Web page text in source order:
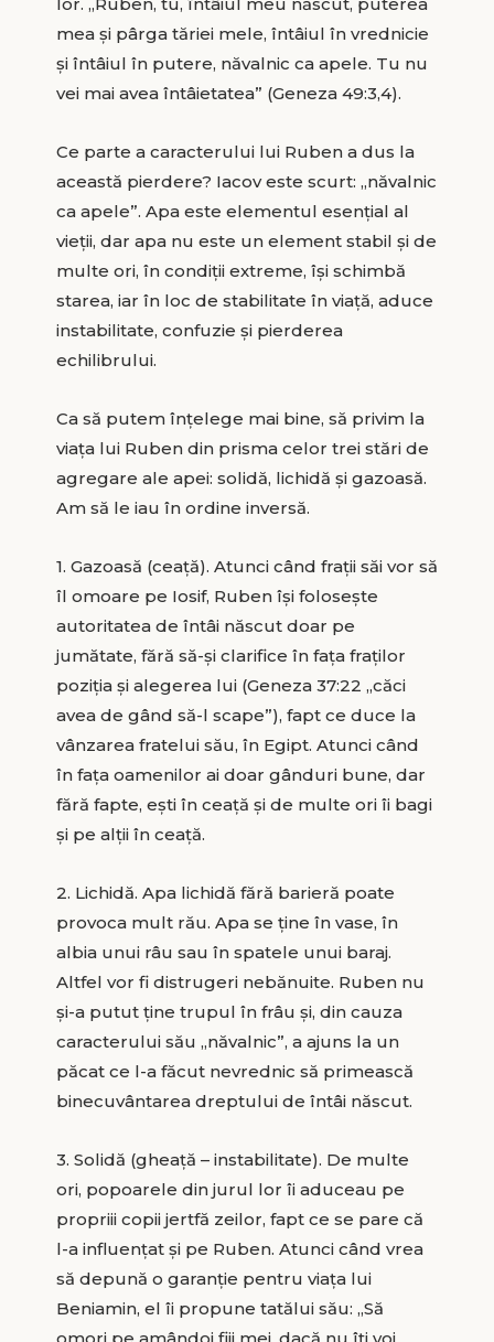
mea şi pârga tăriei mele, întâiul în vrednicie
şi întâiul în putere, năvalnic ca apele. Tu nu
vei mai avea întâietatea” (Geneza 49:3,4).
Ce parte a caracterului lui Ruben a dus la
această pierdere? Iacov este scurt: „năvalnic
ca apele”. Apa este elementul esenţial al
vieţii, dar apa nu este un element stabil şi de
multe ori, în condiţii extreme, îşi schimbă
starea, iar în loc de stabilitate în viaţă, aduce
instabilitate, confuzie şi pierderea
echilibrului.
Ca să putem înţelege mai bine, să privim la
viaţa lui Ruben din prisma celor trei stări de
agregare ale apei: solidă, lichidă şi gazoasă.
Am să le iau în ordine inversă.
1. Gazoasă (ceaţă). Atunci când fraţii săi vor să
îl omoare pe Iosif, Ruben îşi foloseşte
autoritatea de întâi născut doar pe
jumătate, fără să-și clarifice în faţa fraţilor
poziţia şi alegerea lui (Geneza 37:22 „căci
avea de gând să-l scape”), fapt ce duce la
vânzarea fratelui său, în Egipt. Atunci când
în faţa oamenilor ai doar gânduri bune, dar
fără fapte, eşti în ceaţă şi de multe ori îi bagi
şi pe alţii în ceață.
2. Lichidă. Apa lichidă fără barieră poate
provoca mult rău. Apa se ţine în vase, în
albia unui râu sau în spatele unui baraj.
Altfel vor fi distrugeri nebănuite. Ruben nu
şi-a putut ţine trupul în frâu şi, din cauza
caracterului său „năvalnic”, a ajuns la un
păcat ce l-a făcut nevrednic să primească
binecuvântarea dreptului de întâi născut.
3. Solidă (gheaţă – instabilitate). De multe
ori, popoarele din jurul lor îi aduceau pe
propriii copii jertfă zeilor, fapt ce se pare că
l-a influenţat şi pe Ruben. Atunci când vrea
să depună o garanţie pentru viaţa lui
Beniamin, el îi propune tatălui său: „Să